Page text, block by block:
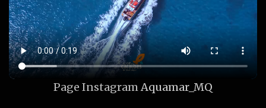
Page InstagramAquamar_MQ